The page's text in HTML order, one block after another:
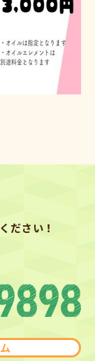
ださい！